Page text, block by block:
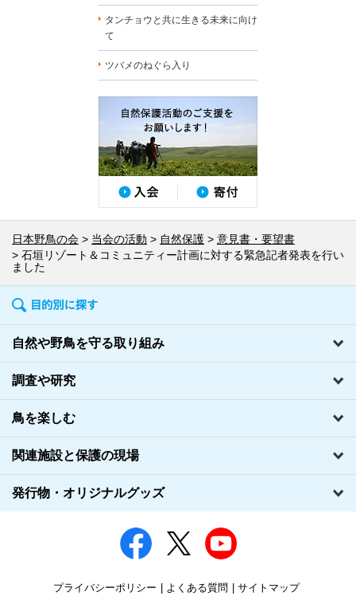
タンチョウと共に生きる未来に向け
て
ツバメのねぐら入り
日本野鳥の会 当会の活動 自然保護
意見書・要望書
石垣リゾート＆コミュニティー計画に対する緊急記者発表を行い
ました
自然や野鳥を守る取り組み
調査や研究
鳥を楽しむ
関連施設と保護の現場
発行物・オリジナルグッズ
プライバシーポリシー よくある質問 サイトマップ